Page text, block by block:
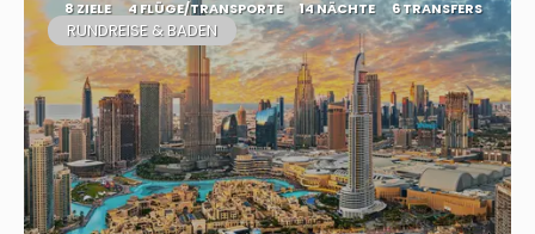
8 ZIELE 4 FLÜGE/TRANSPORTE 14 NÄCHTE 6 TRANSFERS
RUNDREISE & BADEN